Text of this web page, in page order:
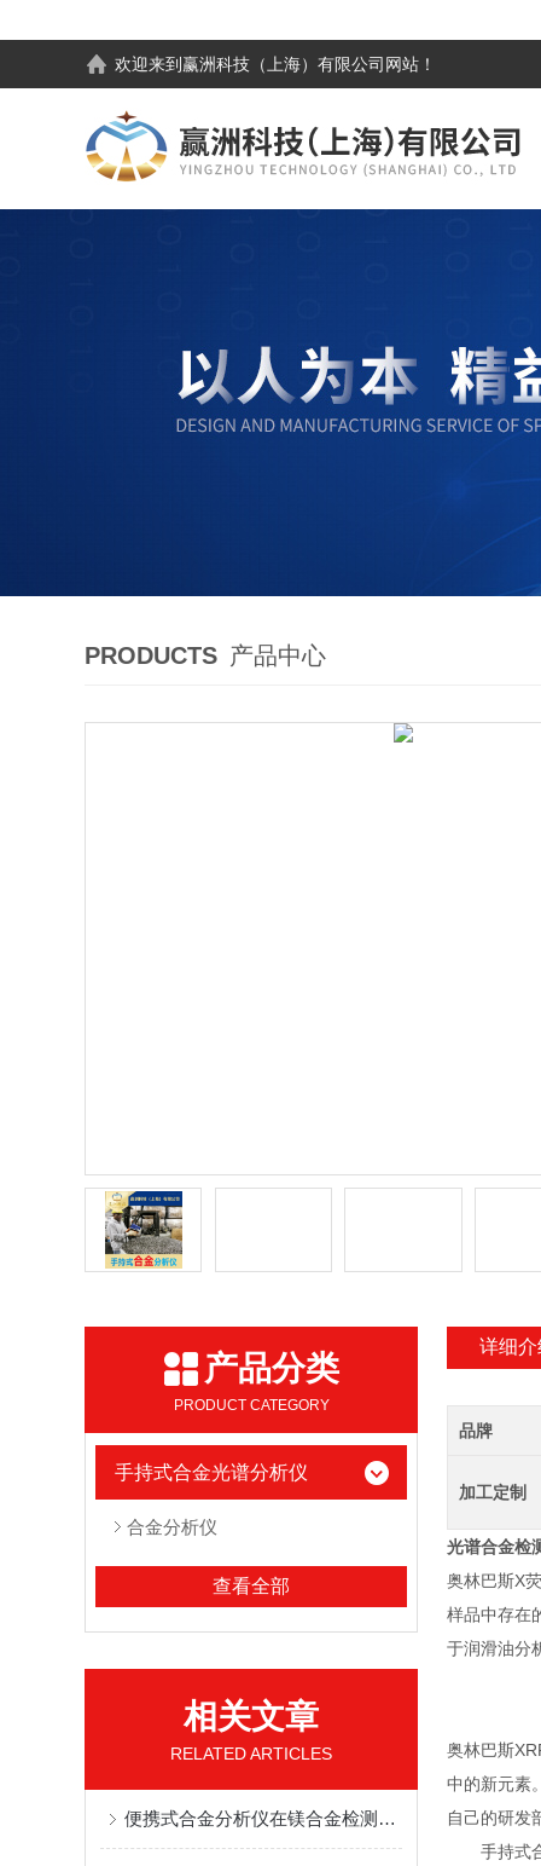
欢迎来到 赢洲科技（上海）有限公司 网站！
PRODUCTS 产品中心
产品分类
PRODUCT CATEGORY
手持式合金光谱分析仪
合金分析仪
查看全部
相关文章
RELATED ARTICLES
便携式合金分析仪在镁合金检测中的优势
详细介
品牌
加工定制
光谱合金检
奥林巴斯X
样品中存在
于润滑油分
奥林巴斯
中的新元素
自己的研发
手持式合